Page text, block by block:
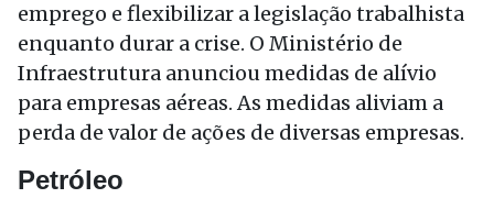
emprego e flexibilizar a legislação trabalhista
enquanto durar a crise. O Ministério de
Infraestrutura anunciou medidas de alívio
para empresas aéreas. As medidas aliviam a
perda de valor de ações de diversas empresas.
Petróleo